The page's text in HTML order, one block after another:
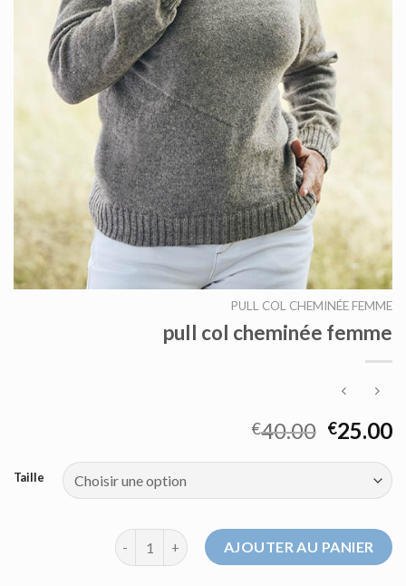
PULL COL CHEMINÉE FEMME
pull col cheminée femme
€40.00 €25.00
Taille
quantité de pull col cheminée femme
AJOUTER AU PANIER